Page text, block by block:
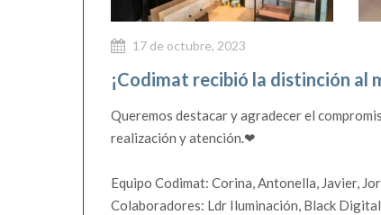
17 de octubre, 2023
¡Codimat recibió la distinción al
Queremos destacar y agradecer el
realización y atención.❤
Equipo Codimat: Corina, Antonella, Javier,
Colaboradores: Ldr Iluminación, Black